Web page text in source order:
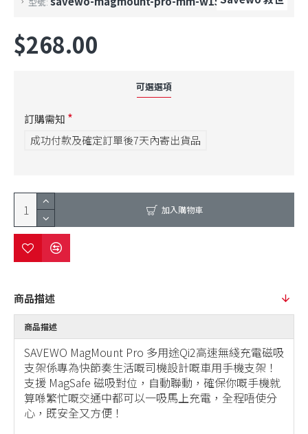
$268.00
可選選項
訂購需知
成功付款及確定訂單後7天內寄出貨品
加入購物車
商品描述
商品描述
SAVEWO MagMount Pro 多用途Qi2高速無綫充電磁吸
支架係專為快節奏生活嘅司機設計嘅車用手機支架！
支援 MagSafe 磁吸對位，自動聯動，確保你嘅手機就
算喺繁忙嘅交通中都可以一吸馬上充電，全程唔使分
心，既安全又方便！